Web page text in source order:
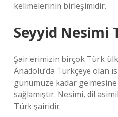
kelimelerinin birleşimidir.
Seyyid Nesimi
Şairlerimizin birçok Türk
Anadolu’da Türkçeye olan
günümüze kadar gelmesine
sağlamıştır. Nesimi, dil
Türk şairidir.